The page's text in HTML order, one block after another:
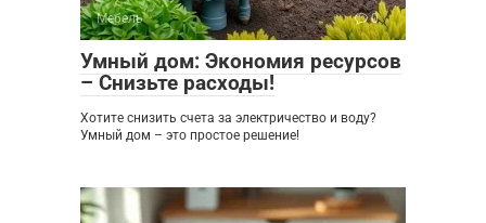
Мебель 0
Умный дом: Экономия ресурсов
– Снизьте расходы!
Хотите снизить счета за электричество и воду?
Умный дом – это простое решение!